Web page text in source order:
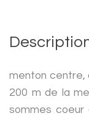
menton centre,
200 m de la
sommes coeur